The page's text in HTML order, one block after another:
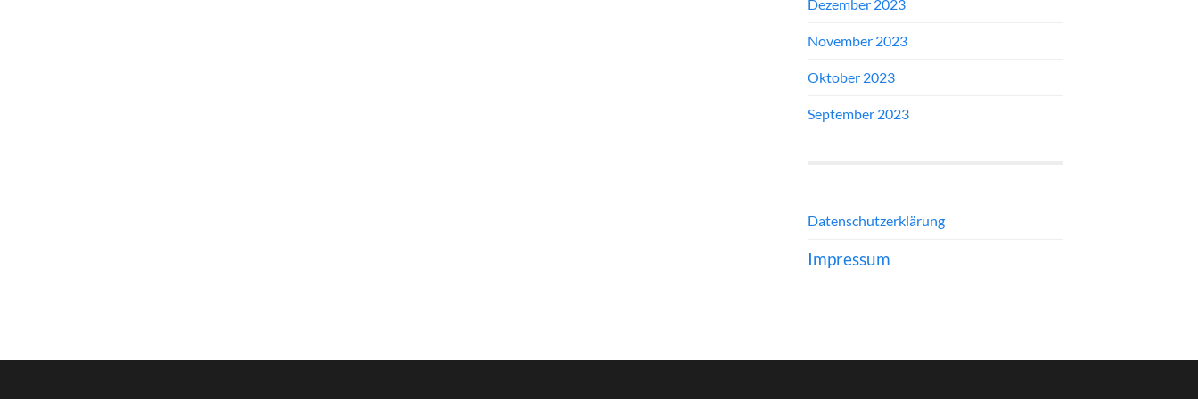
Dezember 2023
November 2023
Oktober 2023
September 2023
Datenschutzerklärung
Impressum